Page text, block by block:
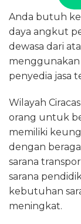
Anda butuh
daya angkut
dewasa dari
menggunakan
penyedia jasa
Wilayah
orang untuk
memiliki
dengan
sarana
sarana
kebutuhan
meningkat.